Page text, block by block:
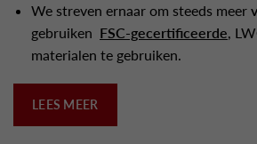
We streven ernaar om steeds meer
gebruiken FSC-gecertificeerde ,
materialen te gebruiken.
LEES MEER